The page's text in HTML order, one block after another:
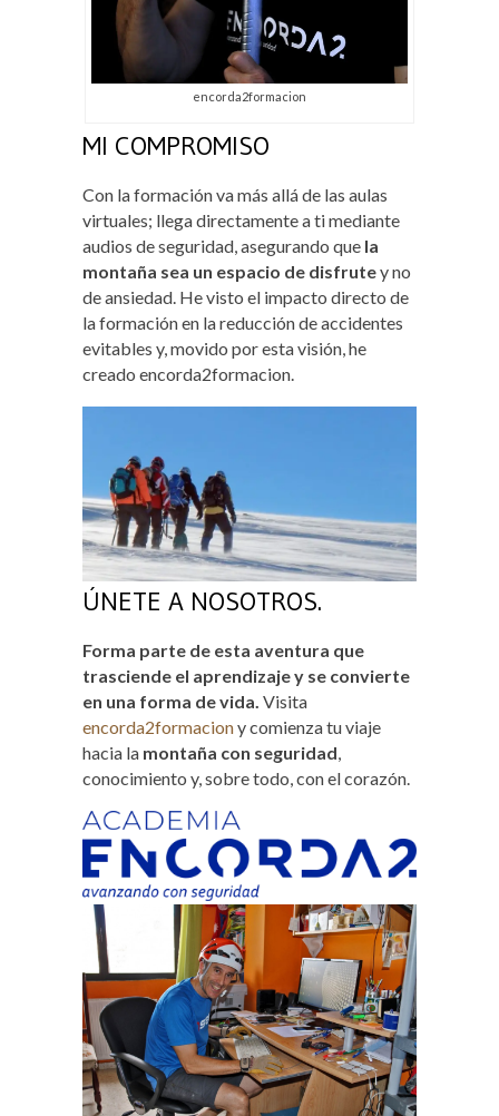
encorda2formacion
MI COMPROMISO
Con la formación va más allá de las aulas
virtuales; llega directamente a ti mediante
audios de seguridad, asegurando que la
montaña sea un espacio de disfrutey no
de ansiedad. He visto el impacto directo de
la formación en la reducción de accidentes
evitables y, movido por esta visión, he
creado encorda2formacion.
ÚNETE A NOSOTROS.
Forma parte de esta aventura que
trasciende el aprendizaje y se convierte
en una forma de vida. Visita
encorda2formaciony comienza tu viaje
hacia la montaña con seguridad,
conocimiento y, sobre todo, con el corazón.